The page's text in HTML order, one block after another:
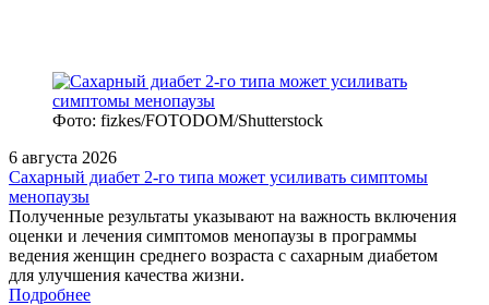
Фото: fizkes/FOTODOM/Shutterstock
6 августа 2026
Сахарный диабет 2‑го типа может усиливать симптомы
менопаузы
Полученные результаты указывают на важность включения
оценки и лечения симптомов менопаузы в программы
ведения женщин среднего возраста с сахарным диабетом
для улучшения качества жизни.
Подробнее